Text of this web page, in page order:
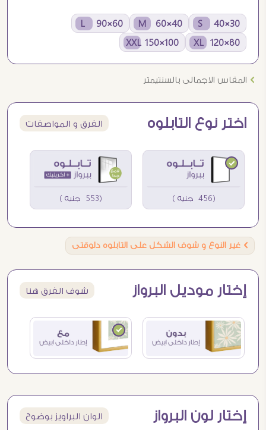
30×40 S
40×60 M
60×90 L
80×120 XL
100×150 XXL
Ö المقاس الاجمالى بالسنتيمتر
اختر نوع التابلوه الفرق و المواصفات
(456 جنيه ) (553 جنيه )
Ö غير النوع و شوف الشكل على التابلوه دلوقتى
إختار موديل البرواز شوف الفرق هنا
إختار لون البرواز الوان البراويز بوضوح